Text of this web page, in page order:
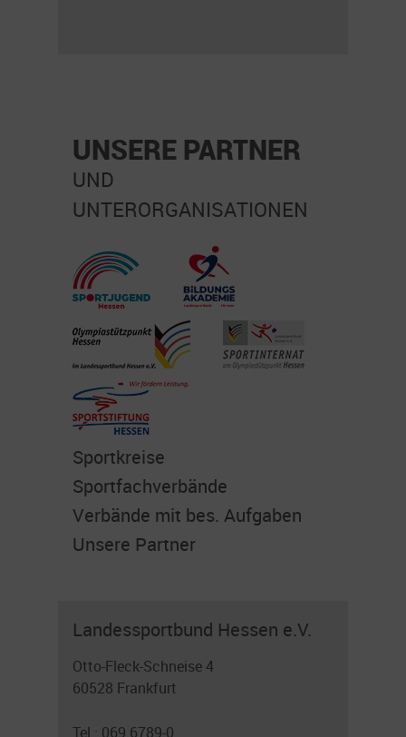
UNSERE PARTNER
UND
UNTERORGANISATIONEN
Sportkreise
Sportfachverbände
Verbände mit bes. Aufgaben
Unsere Partner
Landessportbund Hessen e.V.
Otto-Fleck-Schneise 4
60528 Frankfurt
Tel.: 069 6789-0